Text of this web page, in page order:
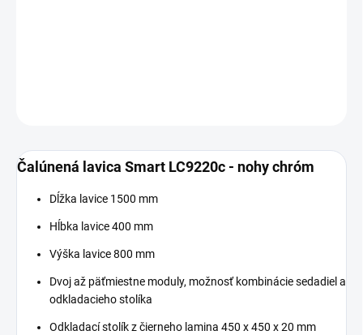
Čalúnená lavica Smart LC9220c - nohy chróm
Dĺžka lavice 1500 mm
Hĺbka lavice 400 mm
Výška lavice 800 mm
Dvoj až päťmiestne moduly, možnosť kombinácie sedadiel a
odkladacieho stolíka
Odkladací stolík z čierneho lamina 450 x 450 x 20 mm